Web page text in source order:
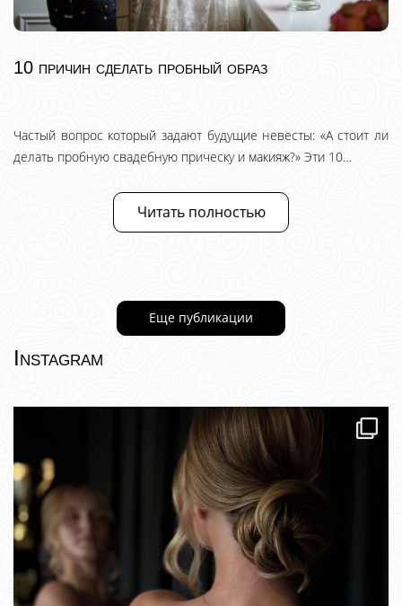
10 причин сделать пробный образ
Частый вопрос который задают будущие невесты: «А стоит ли
делать пробную свадебную прическу и макияж?» Эти 10…
Читать полностью
Еще публикации
Instagram